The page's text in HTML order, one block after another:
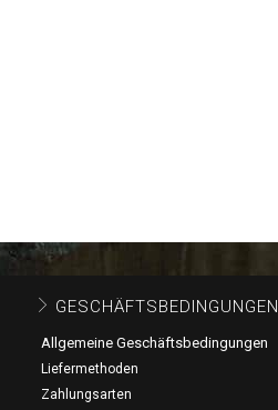
GESCHÄFTSBEDINGUNGEN
Allgemeine Geschäftsbedingungen
Liefermethoden
Zahlungsarten